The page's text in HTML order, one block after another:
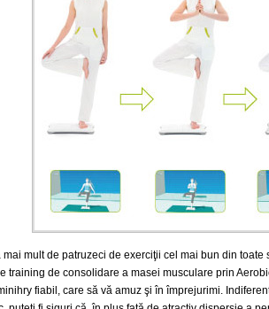
mai mult de patruzeci de exerciţii cel mai bun din
training de consolidare a masei musculare prin
fiabil, care să vă amuz şi în împrejurimi.